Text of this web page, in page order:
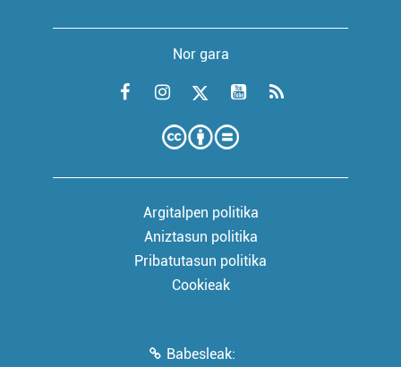
Nor gara
Argitalpen politika
Aniztasun politika
Pribatutasun politika
Cookieak
Babesleak: